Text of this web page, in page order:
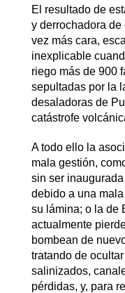
El resultado de
y derrochadora
vez más cara,
inexplicable
riego más de 900
sepultadas por la
desaladoras de
catástrofe
A todo ello la
mala gestión,
sin ser
debido a una
su lámina; o la de
actualmente
bombean de
tratando de
salinizados,
pérdidas, y, para